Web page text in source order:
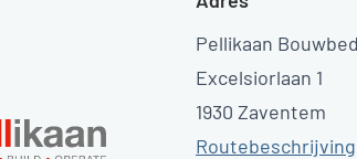
Pellikaan
Excelsiorlaan 1
1930 Zaventem
Routebeschrijving